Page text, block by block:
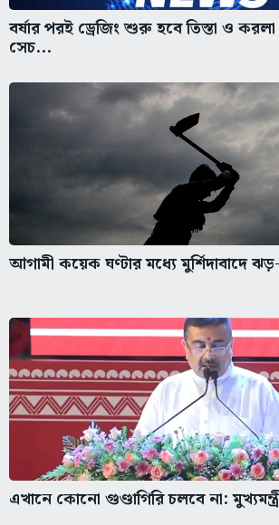
বর্ষার পরই ড্রেজিং শুরু হবে তিস্তা ও
সেচ...
আগামী কয়েক ঘণ্টার মধ্যে মুর্শিদাবাদে ঝড়-
এখানে কোনো গুণ্ডাগিরি চলবে না: